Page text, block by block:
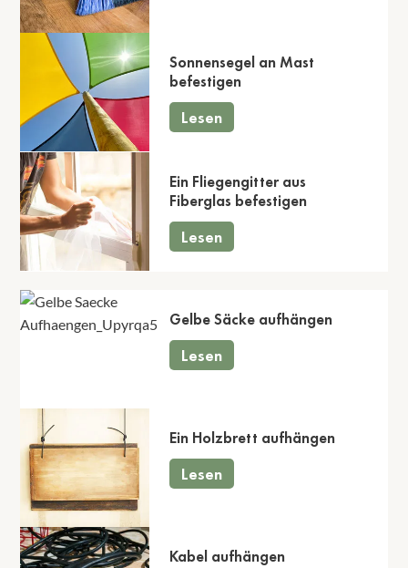
Sonnensegel an Mast
befestigen
Lesen
Ein Fliegengitter aus
Fiberglas befestigen
Lesen
Gelbe Säcke aufhängen
Lesen
Ein Holzbrett aufhängen
Lesen
Kabel aufhängen